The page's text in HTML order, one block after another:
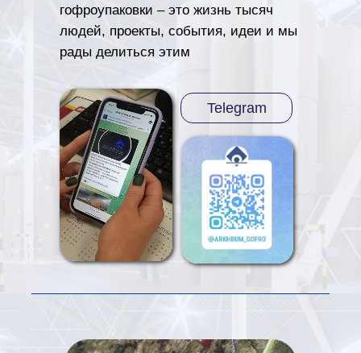
гофроупаковки – это жизнь тысяч
людей, проекты, события, идеи и мы
рады делиться этим
Telegram